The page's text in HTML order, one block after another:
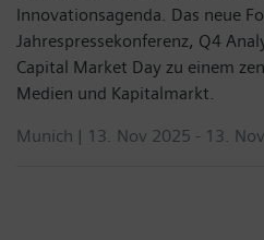
Innovationsagenda. Das neue
Jahrespressekonferenz, Q4
Capital Market Day zu einem
Medien und Kapitalmarkt.
Munich | 13. Nov 2025 - 13.